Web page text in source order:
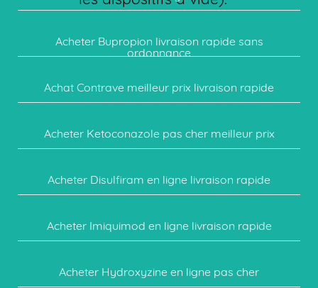
Acheter Bupropion livraison rapide sans
ordonnance
Achat Contrave meilleur prix livraison rapide
Acheter Ketoconazole pas cher meilleur prix
Acheter Disulfiram en ligne livraison rapide
Acheter Imiquimod en ligne livraison rapide
Acheter Hydroxyzine en ligne pas cher